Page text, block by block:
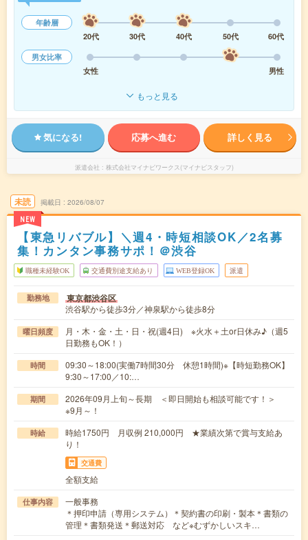
年齢層
20代
30代 40代 50代
60代
男女比率
女性
男性
もっと見る
気になる! 応募へ進む 詳しく見る
派遣会社 株式会社マイナビワークス(マイナビスタッフ)
未読
NEW
掲載日 2026/08/07
【東急リバブル】＼週4・時短相談OK／2名募
集！カンタン事務サポ！＠渋谷
職種未経験OK 交通費別途支給あり WEB登録OK 派遣
勤務地 東京都渋谷区
渋谷駅から徒歩3分／神泉駅から徒歩8分
曜日頻度
月・木・金・土・日・祝(週4日) ※火水＋土or日休み♪（週5
日勤務もOK！）
時間
09:30～18:00(実働7時間30分 休憩1時間)※【時短勤務OK】
9:30～17:00／10:…
期間
2026年09月上旬～長期 ＜即日開始も相談可能です！＞
※9月～！
時給
時給1750円 月収例 210,000円 ★業績次第で賞与支給あ
り！
交通費
全額支給
仕事内容
一般事務
＊押印申請（専用システム）＊契約書の印刷・製本＊書類の
管理＊書類発送＊郵送対応 など※むずかしいスキ…